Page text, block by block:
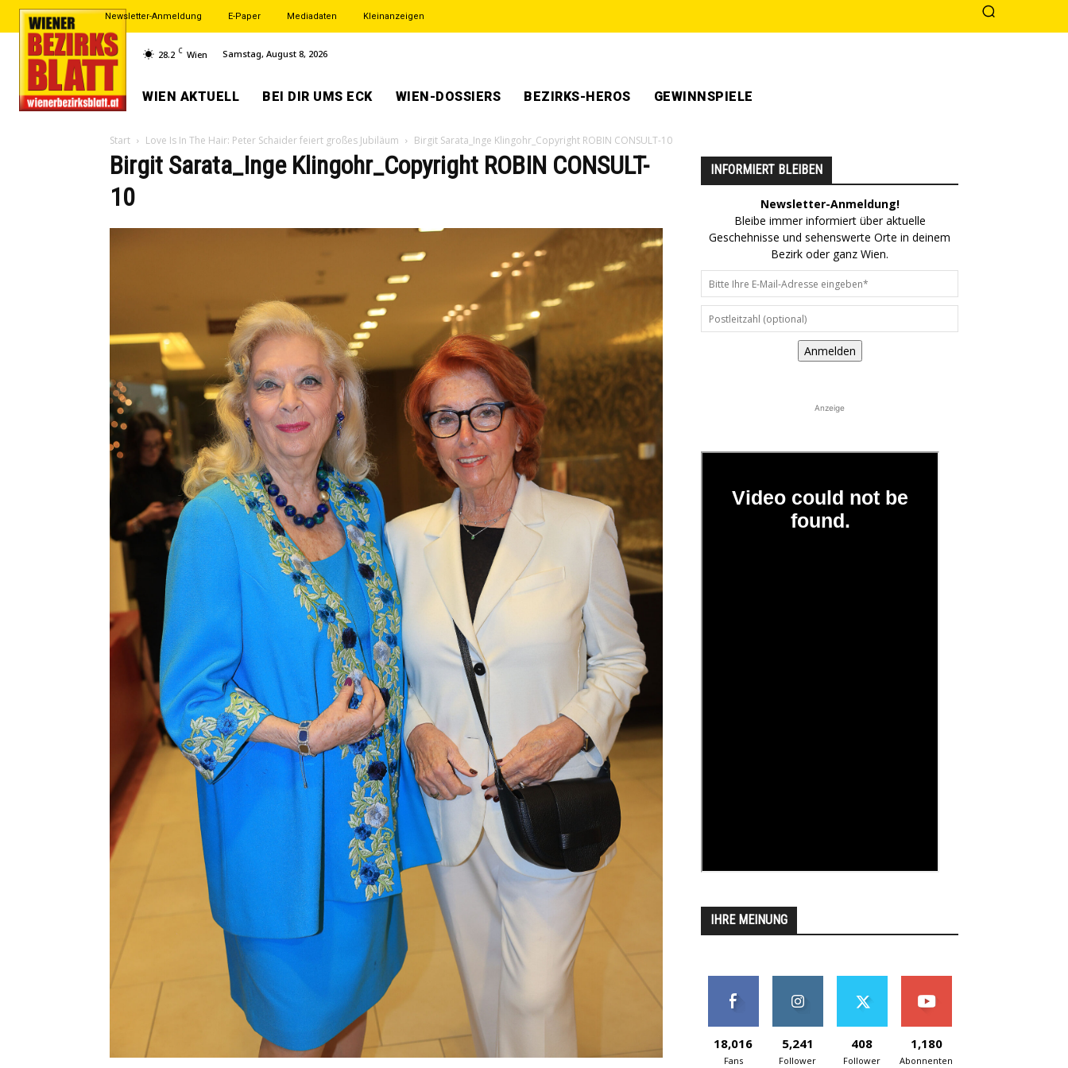
Newsletter-Anmeldung E-Paper Mediadaten Kleinanzeigen
28.2 C Wien Samstag, August 8, 2026
WIEN AKTUELL BEI DIR UMS ECK WIEN-DOSSIERS BEZIRKS-HEROS GEWINNSPIELE
Start Love Is In The Hair: Peter Schaider feiert großes Jubiläum Birgit Sarata_Inge Klingohr_Copyright ROBIN CONSULT-10
Birgit Sarata_Inge Klingohr_Copyright ROBIN CONSULT-
10
INFORMIERT BLEIBEN
Newsletter-Anmeldung!
Bleibe immer informiert über aktuelle
Geschehnisse und sehenswerte Orte in deinem
Bezirk oder ganz Wien.
Anmelden
Anzeige
IHRE MEINUNG
18,016
Fans
5,241
Follower
408
Follower
1,180
Abonnenten